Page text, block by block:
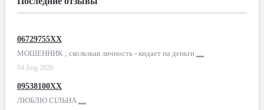
06729755XX
МОШЕННИК ; скользкая личность - кидает на деньги …
04 Aug 2026
09538100XX
ЛЮБЛЮ СІЛЬНА …